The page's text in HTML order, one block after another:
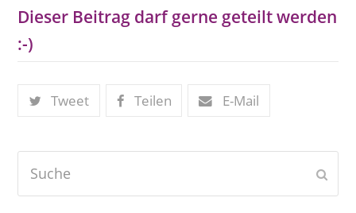
Dieser Beitrag darf gerne geteilt werden
:-)
Tweet Teilen E-Mail